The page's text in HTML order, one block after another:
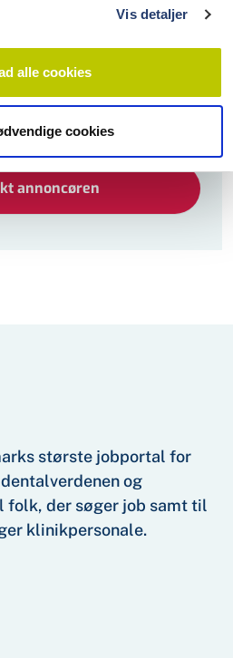
Vis detaljer
alle cookies
cookies
annoncøren
største jobportal for
og
folk, der søger job samt til
klinik­personale.